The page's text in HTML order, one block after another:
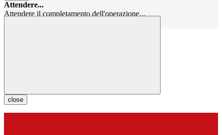
Attendere...
Attendere il completamento dell'operazione...
close